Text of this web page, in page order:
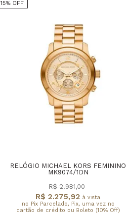
15% OFF
RELÓGIO MICHAEL KORS FEMININO
MK9074/1DN
R$ 2.275,92 à vista
no Pix Parcelado, Pix, uma vez no
cartão de crédito ou Boleto (10% Off)
R$ 2.981,00